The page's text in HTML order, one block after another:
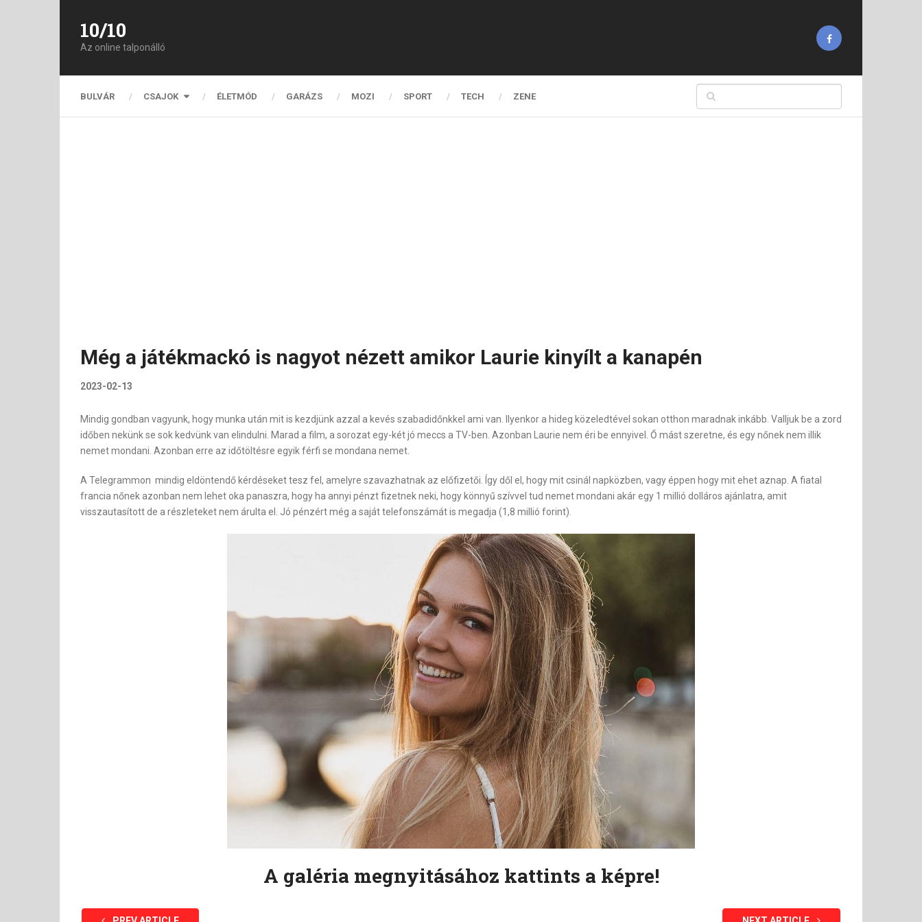
10/10
Az online talponálló
BULVÁR CSAJOK ÉLETMÓD GARÁZS MOZI SPORT TECH ZENE
Még a játékmackó is nagyot nézett amikor Laurie kinyílt a kanapén
2023-02-13
Mindig gondban vagyunk, hogy munka után mit is kezdjünk azzal a kevés szabadidőnkkel ami van. Ilyenkor a hideg közeledtével sokan otthon maradnak inkább. Valljuk be a zord
időben nekünk se sok kedvünk van elindulni. Marad a film, a sorozat egy-két jó meccs a TV-ben. Azonban Laurie nem éri be ennyivel. Ő mást szeretne, és egy nőnek nem illik
nemet mondani. Azonban erre az időtöltésre egyik férfi se mondana nemet.
A Telegrammon mindig eldöntendő kérdéseket tesz fel, amelyre szavazhatnak az előfizetői. Így dől el, hogy mit csinál napközben, vagy éppen hogy mit ehet aznap. A fiatal
francia nőnek azonban nem lehet oka panaszra, hogy ha annyi pénzt fizetnek neki, hogy könnyű szívvel tud nemet mondani akár egy 1 millió dolláros ajánlatra, amit
visszautasított de a részleteket nem árulta el. Jó pénzért még a saját telefonszámát is megadja (1,8 millió forint).
A galéria megnyitásához kattints a képre!